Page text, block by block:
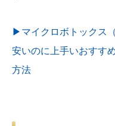
▶︎マイクロボトックス
安いのに上手いおすす
方法